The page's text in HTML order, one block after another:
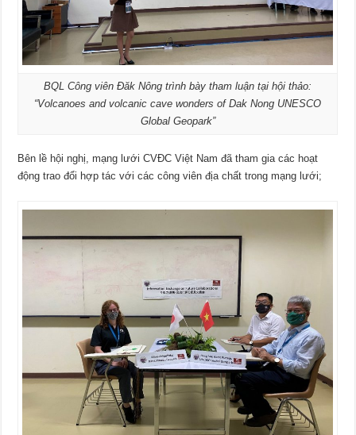
BQL Công viên Đăk Nông trình bày tham luận tại hội thảo:
“Volcanoes and volcanic cave wonders of Dak Nong UNESCO
Global Geopark”
Bên lề hội nghị, mạng lưới CVĐC Việt Nam đã tham gia các hoạt
động trao đổi hợp tác với các công viên địa chất trong mạng lưới;